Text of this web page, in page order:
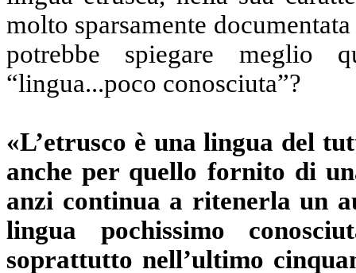
molto sparsamente
potrebbe spiegare meglio
“lingua...poco conosciuta”?
«L’etrusco è una lingua del
anche per quello fornito di
anzi continua a ritenerla un
lingua pochissimo
soprattutto nell’ultimo